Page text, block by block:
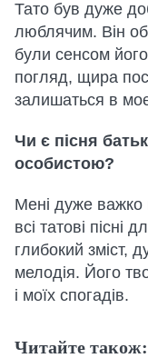
Тато був дуже
люблячим. Він
були сенсом
погляд, щира
залишаться в
Чи є пісня
особистою?
Мені дуже важко
всі татові пісні
глибокий зміст,
мелодія. Його
і моїх спогадів.
Читайте також: